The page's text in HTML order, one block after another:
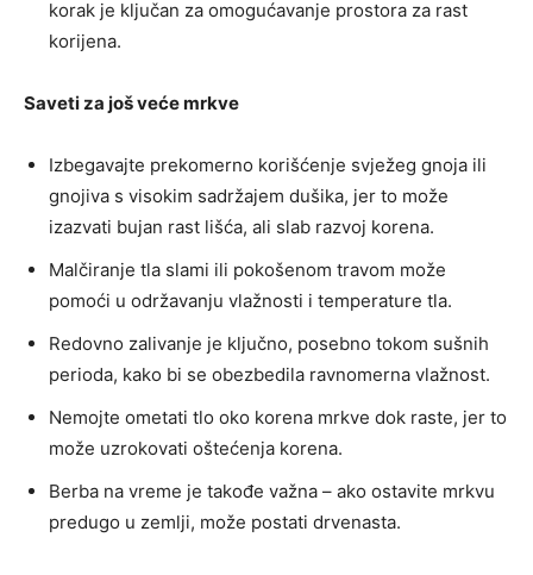
korak je ključan za omogućavanje prostora za rast
korijena.
Saveti za još veće mrkve
Izbegavajte prekomerno korišćenje svježeg gnoja ili
gnojiva s visokim sadržajem dušika, jer to može
izazvati bujan rast lišća, ali slab razvoj korena.
Malčiranje tla slami ili pokošenom travom može
pomoći u održavanju vlažnosti i temperature tla.
Redovno zalivanje je ključno, posebno tokom sušnih
perioda, kako bi se obezbedila ravnomerna vlažnost.
Nemojte ometati tlo oko korena mrkve dok raste, jer to
može uzrokovati oštećenja korena.
Berba na vreme je takođe važna – ako ostavite mrkvu
predugo u zemlji, može postati drvenasta.